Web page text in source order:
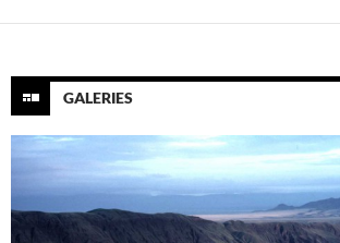
GALERIES